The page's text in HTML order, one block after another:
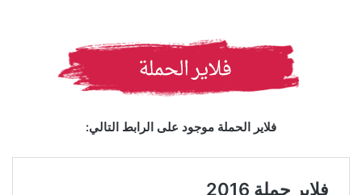
فلاير الحملة موجود على الرابط التالي: